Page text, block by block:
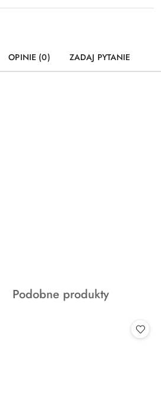
OPINIE (0) ZADAJ PYTANIE
Produkty
Podobne produkty